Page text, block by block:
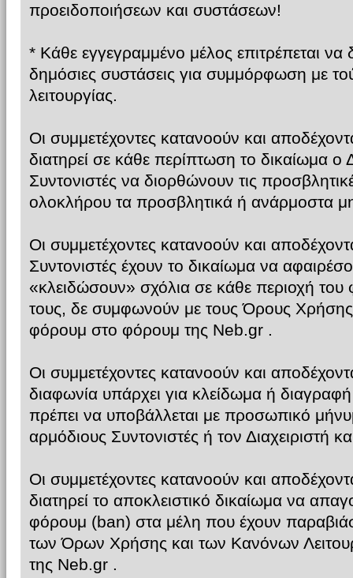
προειδοποιήσεων και συστάσεων!
* Κάθε εγγεγραμμένο μέλος επιτρέπεται να
δημόσιες συστάσεις για συμμόρφωση με
λειτουργίας.
Οι συμμετέχοντες κατανοούν και
διατηρεί σε κάθε περίπτωση το δικαίωμα ο
Συντονιστές να διορθώνουν τις
ολοκλήρου τα προσβλητικά ή ανάρμοστα
Οι συμμετέχοντες κατανοούν και
Συντονιστές έχουν το δικαίωμα να
«κλειδώσουν» σχόλια σε κάθε περιοχή
τους, δε συμφωνούν με τους Όρους Χρήσης
φόρουμ στο φόρουμ της Neb.gr .
Οι συμμετέχοντες κατανοούν και
διαφωνία υπάρχει για κλείδωμα ή
πρέπει να υποβάλλεται με προσωπικό
αρμόδιους Συντονιστές ή τον Διαχειριστή
Οι συμμετέχοντες κατανοούν και
διατηρεί το αποκλειστικό δικαίωμα να
φόρουμ (ban) στα μέλη που έχουν
των Όρων Χρήσης και των Κανόνων
της Neb.gr .